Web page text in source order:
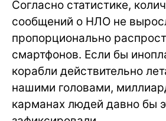
Согласно статистике,
сообщений о НЛО не
пропорционально
смартфонов. Если бы
корабли действительно
нашими головами,
карманах людей давно бы